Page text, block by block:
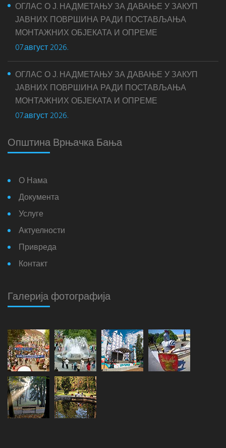
ОГЛАС О Ј. НАДМЕТАЊУ ЗА ДАВАЊЕ У ЗАКУП
ЈАВНИХ ПОВРШИНА РАДИ ПОСТАВЉАЊА
МОНТАЖНИХ ОБЈЕКАТА И ОПРЕМЕ
07.август 2026.
ОГЛАС О Ј. НАДМЕТАЊУ ЗА ДАВАЊЕ У ЗАКУП
ЈАВНИХ ПОВРШИНА РАДИ ПОСТАВЉАЊА
МОНТАЖНИХ ОБЈЕКАТА И ОПРЕМЕ
07.август 2026.
Општина Врњачка Бања
О Нама
Документа
Услуге
Актуелности
Привреда
Контакт
Галерија фотографија